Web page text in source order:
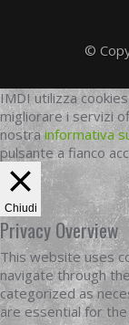
©
IMDI utilizza
migliorare i servizi
nostrainformativa
pulsante a fianco
Chiudi
Privacy Overview
This website uses
navigate through
categorized as
are essential for